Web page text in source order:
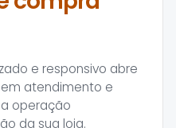
e responsivo abre
atendimento e
operação
da sua loja.